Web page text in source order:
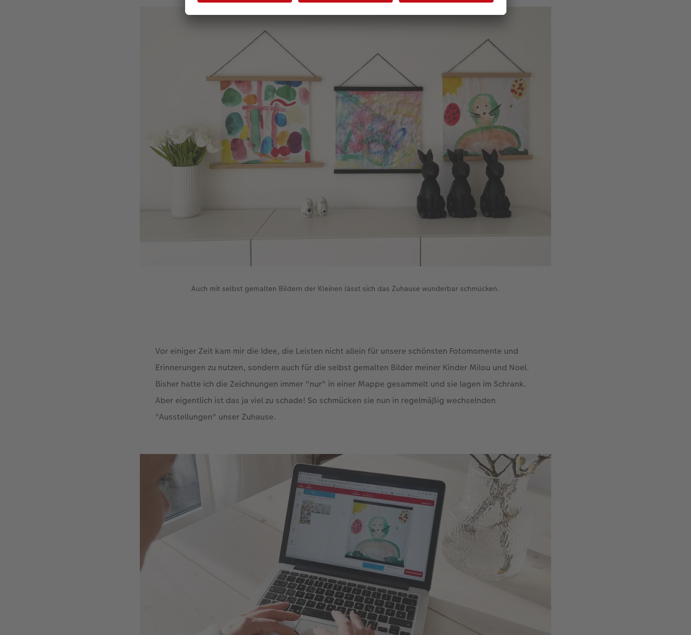
Auch mit selbst gemalten Bildern der Kleinen lässt sich das Zuhause wunderbar schmücken.
Vor einiger Zeit kam mir die Idee, die Leisten nicht allein für unsere schönsten Fotomomente und
Erinnerungen zu nutzen, sondern auch für die selbst gemalten Bilder meiner Kinder Milou und Noel.
Bisher hatte ich die Zeichnungen immer "nur" in einer Mappe gesammelt und sie lagen im Schrank.
Aber eigentlich ist das ja viel zu schade! So schmücken sie nun in regelmäßig wechselnden
"Ausstellungen" unser Zuhause.